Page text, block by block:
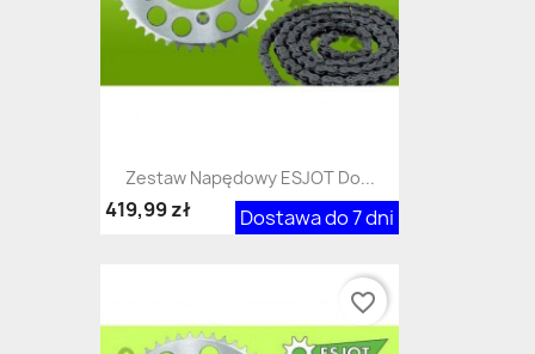
Zestaw Napędowy ESJOT Do...
Dostawa do 7 dni
419,99 zł
favorite_border